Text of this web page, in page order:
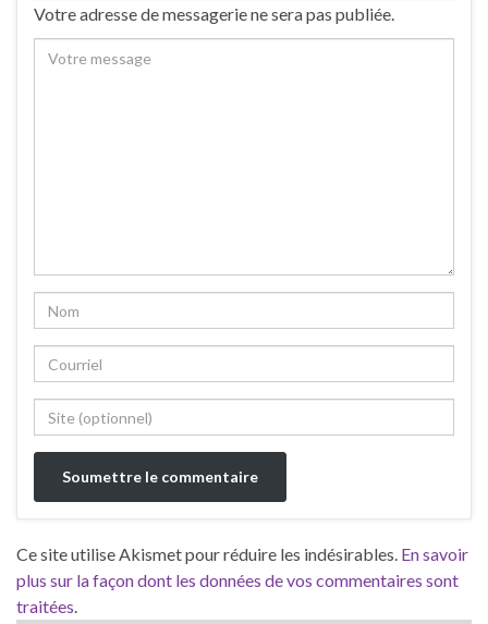
Votre adresse de messagerie ne sera pas publiée.
Ce site utilise Akismet pour réduire les indésirables. En savoir
plus sur la façon dont les données de vos commentaires sont
traitées.